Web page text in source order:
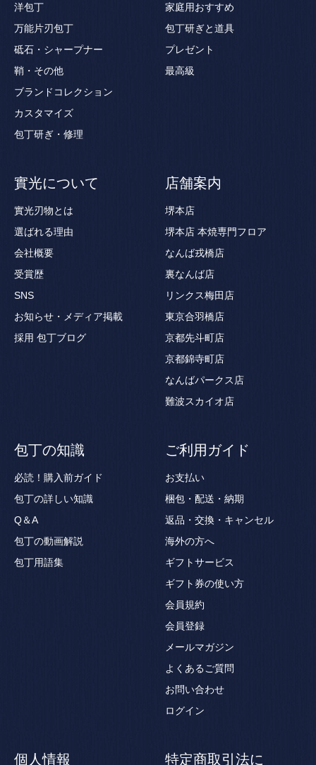
洋包丁
万能片刃包丁
砥石・シャープナー
鞘・その他
ブランドコレクション
カスタマイズ
包丁研ぎ・修理
家庭用おすすめ
包丁研ぎと道具
プレゼント
最高級
實光について
實光刃物とは
選ばれる理由
会社概要
受賞歴
SNS
お知らせ・メディア掲載
採用 包丁ブログ
店舗案内
堺本店
堺本店 本焼専門フロア
なんば戎橋店
裏なんば店
リンクス梅田店
東京合羽橋店
京都先斗町店
京都錦寺町店
なんばパークス店
難波スカイオ店
包丁の知識
必読！購入前ガイド
包丁の詳しい知識
Q＆A
包丁の動画解説
包丁用語集
ご利用ガイド
お支払い
梱包・配送・納期
返品・交換・キャンセル
海外の方へ
ギフトサービス
ギフト券の使い方
会員規約
会員登録
メールマガジン
よくあるご質問
お問い合わせ
ログイン
個人情報 特定商取引法に